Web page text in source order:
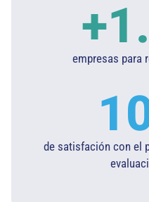
empresas para
+
de satisfación con el